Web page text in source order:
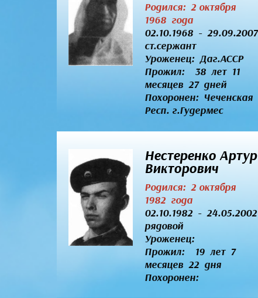
Родился: 2 октября
1968 года
02.10.1968 - 29.09.2007
ст.сержант
Уроженец: Даг.АССР
Прожил: 38 лет 11
месяцев 27 дней
Похоронен: Чеченская
Респ. г.Гудермес
Нестеренко Артур
Викторович
Родился: 2 октября
1982 года
02.10.1982 - 24.05.2002
рядовой
Уроженец:
Прожил: 19 лет 7
месяцев 22 дня
Похоронен: